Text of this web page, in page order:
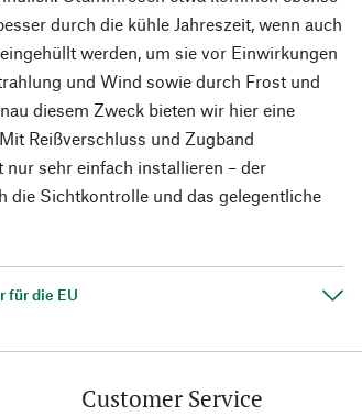
durch die kühle Jahreszeit, wenn auch
werden, um sie vor Einwirkungen
und Wind sowie durch Frost und
diesem Zweck bieten wir hier eine
Reißverschluss und Zugband
sehr einfach installieren – der
die Sichtkontrolle und das gelegentliche
für die EU
Customer Service